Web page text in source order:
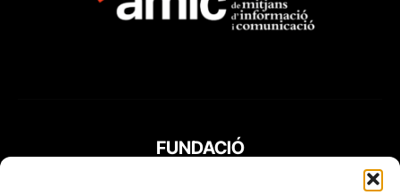
FUNDACIÓ